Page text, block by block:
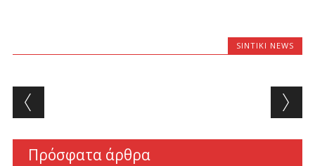
SINTIKI NEWS
Post navigation
Πρόσφατα άρθρα